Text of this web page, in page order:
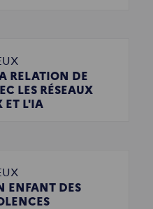
RELATION DE
LES RÉSEAUX
ET L'IA
ENFANT DES